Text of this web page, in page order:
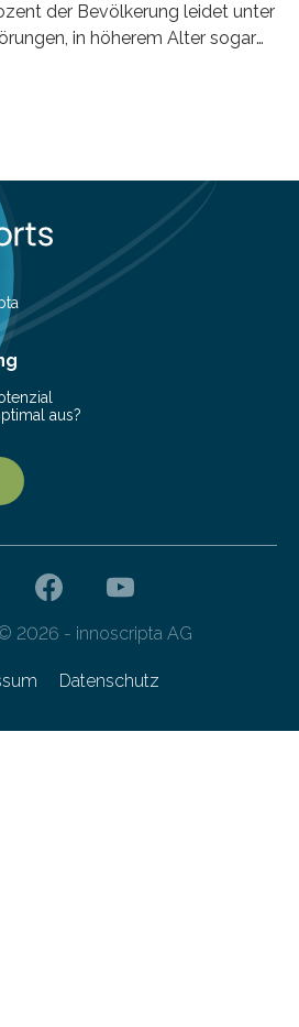
der Bevölkerung leidet unter
in höherem Alter sogar
ein kurzfristiges Schlafdefizit:
in einer aktuellen Metastudie
beteiligten Gehirnregionen
Die Ergebnisse der Studie
JAMA Psychiatry
aus?
2026 - innoscripta AG
Datenschutz